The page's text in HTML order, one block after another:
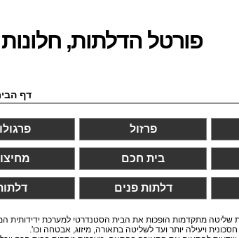
פורטל הדלתות,
דף
פרזול
בית חכם
דלתות פנים
שליטה מתקדמות הופכות את הבית הסטנדרטי למערכת ידידותית
ויעילה יותר ועד לשליטה בתאורה, מיזוג, אבטחה וכו'.